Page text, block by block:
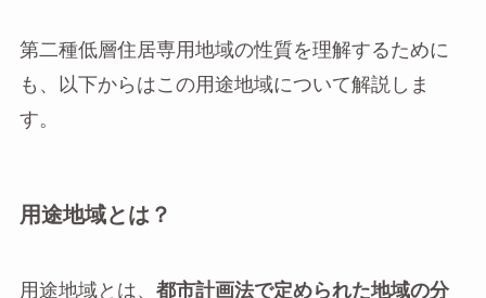
第二種低層住居専用地域の性質を理解するために
も、以下からはこの用途地域について解説しま
す。
用途地域とは？
用途地域とは、 都市計画法で定められた地域の分